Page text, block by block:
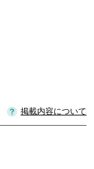
掲載内容について